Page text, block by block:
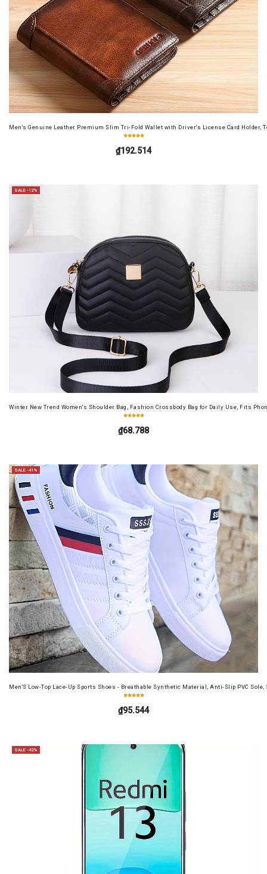
Men's Genuine Leather Premium Slim Tri-Fold Wallet with Driver's License Card Holder,
₫192.514
SALE -12%
Winter New Trend Women's Shoulder Bag, Fashion Crossbody Bag for Daily Use, Fits
₫68.788
SALE -41%
Men'S Low-Top Lace-Up Sports Shoes - Breathable Synthetic Material, Anti-Slip PVC
₫95.544
SALE -42%